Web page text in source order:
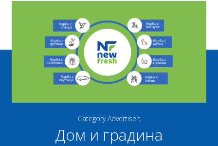
Category Advertiser:
Дом и градина